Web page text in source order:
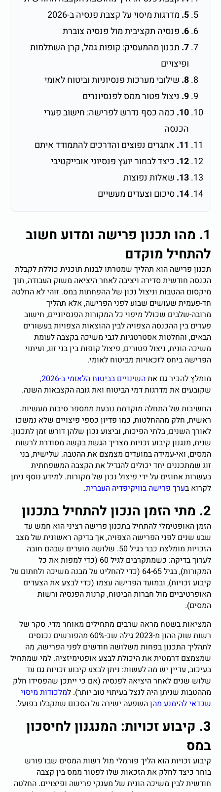
5. מדרגות מיסוי על קצבת פנסיה ב-2026
6. פנסיה תקציבית מול פנסיה צוברת
7. תכנון מהמעסיק: קופות גמל, קרן השתלמות
ופיצויים
8. שילובי מערכות פנסיוניות וביטוח לאומי
9. ניצול פטור ממס לפנסיונרים
10. כמה כסף נדרש לפרישה: חישוב פערי
הכנסה
11. אתגרים נפוצים והדרכים להתמודד איתם
12. כיצד לבחור יועץ פנסיוני אובייקטיבי
13. שאלות נפוצות
14. סיכום וצעדים מעשיים
1. מהו תכנון פרישה ומדוע חשוב
להתחיל מוקדם
תכנון פרישה הוא תהליך שמטרתו לבנות תוכנית כוללת לקבלת
הכנסה חודשית סדירה ויציבה לאחר היציאה משוק העבודה, תוך
מיקסום ההטבות וניצול נכון של ההפחתות במס. זוהי לא החלטה
חד-פעמית שעושים שבוע לפני הפרישה, אלא תהליך
מרובה-שלבים שכולל מיפוי כל המקורות הפנסיוניים, חישוב
פערים בין ההכנסה הצפויה לבין ההוצאות הצפויות בעשורים
הבאים, והחלטות אסטרטגיות לגבי משיכה בקצבה לעומת
משיכה הונית, ניצול פטורים, פיצול קופות בין בני זוג, ועיתוי
הפרישה ביחס לזכאויות מביטוח לאומי.
מומלץ להכיר גם אתהשינויים בביטוח הלאומי ב-2026
,
שקובעים את מדרגות דמי הביטוח ואת גובה הקצבאות השנה.
החשיבות של התחלה מוקדמת נובעת ממספר סיבות מעשיות.
ראשית, חלק מההחלטות, כמו פדיון כספי פיצויים שלא נמשכו
לאורך השנים, בלתי הפיכות, וביצוע נכון שלהן דורש זמן לתכנון.
שנית, מנגנון קיבוע זכויות מצריך הגשת בקשה מסודרת לרשות
המסים, ואי-עמידה במועדים מצמצם את ההטבה. שלישית, בני
זוג שמתכננים יחד יכולים להגדיל את הקצבה המשפחתית
בעשרות אחוזים על ידי פיצול נכון של מקורות. למידע נוסף ניתן
לקרוא בערך פרישה בוויקיפדיה העברית.
2. מתי הזמן הנכון להתחיל בתכנון
הזמן האופטימלי להתחיל בתכנון פרישה רציני הוא חמש עד
שבע שנים לפני הפרישה הצפויה, אך בדיקה ראשונית של מצב
הזכויות מומלצת כבר בגיל 50. שלושה מועדים שבהם חובה
לערוך בדיקה: כשמתקרבים לגיל 60 (כדי למפות את כל
המקורות), בגיל 64-65 (כדי להחליט על מבנה משיכה ולחתום על
קיבוע זכויות), ובמועד הפרישה עצמו (כדי לבצע את הצעדים
האופרטיביים מול חברות הביטוח, קרנות הפנסיה ורשות
המסים).
המציאות בשטח מראה שרבים מתחילים מאוחר מדי. סקר של
רשות שוק ההון מ-2023 גילה שכ-60% מהפורשים נכנסים
לתהליך התכנון בפחות משלושה חודשים לפני הפרישה, מה
שמצמצם דרמטית את היכולת לבצע אופטימיזציה. למי שמתחיל
בעיכוב, עדיין יש מה לעשות: ניתן לבצע קיבוע זכויות גם עד
שלוש שנים לאחר היציאה לפנסיה (אם כי ייתכן שהפסידו חלק
מההטבות שניתן היה לנצל בעיתוי טוב יותר). למלכודות מיסוי
שכדאי להימנע מהןהשפעה ישירה על הסכום שתקבלו בפועל.
3. קיבוע זכויות: המנגנון לחיסכון
במס
קיבוע זכויות הוא הליך פורמלי מול רשות המסים שבו פורש
בוחר כיצד לחלק את הזכאות שלו לפטור ממס בין קצבה
חודשית לבין משיכה הונית של מענקי פרישה ופיצויים. החלטה